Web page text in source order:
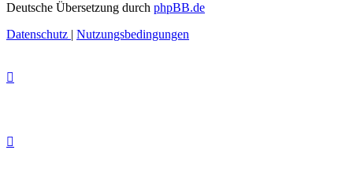
Deutsche Übersetzung durch phpBB.de
Datenschutz | Nutzungsbedingungen